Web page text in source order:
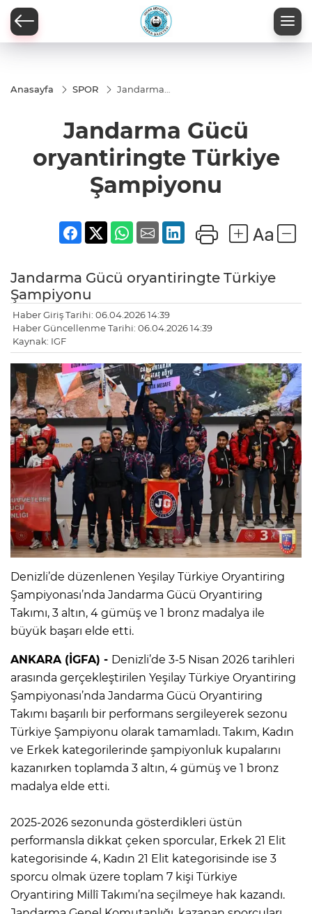
Anasayfa SPOR
Jandarma
Türkiye
Şampiyonu
Jandarma Gücü
oryantiringte Türkiye
Şampiyonu
Jandarma Gücü oryantiringte Türkiye
Şampiyonu
Haber Giriş Tarihi: 06.04.2026 14:39
Haber Güncellenme Tarihi: 06.04.2026 14:39
Kaynak: IGF
Denizli’de düzenlenen Yeşilay Türkiye Oryantiring
Şampiyonası’nda Jandarma Gücü Oryantiring
Takımı, 3 altın, 4 gümüş ve 1 bronz madalya ile
büyük başarı elde etti.
ANKARA (İGFA) - Denizli’de 3-5 Nisan 2026 tarihleri
arasında gerçekleştirilen Yeşilay Türkiye Oryantiring
Şampiyonası’nda Jandarma Gücü Oryantiring
Takımı başarılı bir performans sergileyerek sezonu
Türkiye Şampiyonu olarak tamamladı. Takım, Kadın
ve Erkek kategorilerinde şampiyonluk kupalarını
kazanırken toplamda 3 altın, 4 gümüş ve 1 bronz
madalya elde etti.
2025-2026 sezonunda gösterdikleri üstün
performansla dikkat çeken sporcular, Erkek 21 Elit
kategorisinde 4, Kadın 21 Elit kategorisinde ise 3
sporcu olmak üzere toplam 7 kişi Türkiye
Oryantiring Millî Takımı’na seçilmeye hak kazandı.